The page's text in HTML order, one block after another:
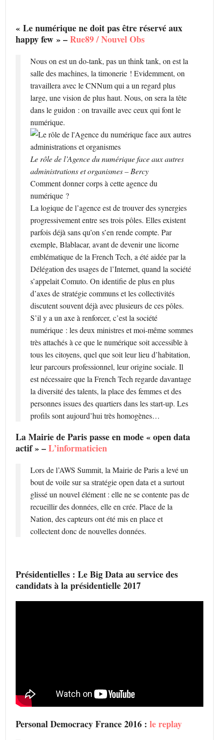
« Le numérique ne doit pas être réservé aux
happy few » –Rue89 / Nouvel Obs
Nous on est un do-tank, pas un think tank, on est la
salle des machines, la timonerie ! Evidemment, on
travaillera avec le CNNum qui a un regard plus
large, une vision de plus haut. Nous, on sera la tête
dans le guidon : on travaille avec ceux qui font le
numérique.
Le rôle de l’Agence du numérique face aux autres
administrations et organismes – Bercy
Comment donner corps à cette agence du
numérique ?
La logique de l’agence est de trouver des synergies
progressivement entre ses trois pôles. Elles existent
parfois déjà sans qu’on s’en rende compte. Par
exemple, Blablacar, avant de devenir une licorne
emblématique de la French Tech, a été aidée par la
Délégation des usages de l’Internet, quand la société
s’appelait Comuto. On identifie de plus en plus
d’axes de stratégie communs et les collectivités
discutent souvent déjà avec plusieurs de ces pôles.
S’il y a un axe à renforcer, c’est la société
numérique : les deux ministres et moi-même sommes
très attachés à ce que le numérique soit accessible à
tous les citoyens, quel que soit leur lieu d’habitation,
leur parcours professionnel, leur origine sociale. Il
est nécessaire que la French Tech regarde davantage
la diversité des talents, la place des femmes et des
personnes issues des quartiers dans les start-up. Les
profils sont aujourd’hui très homogènes…
La Mairie de Paris passe en mode « open data
actif » –L’informaticien
Lors de l’AWS Summit, la Mairie de Paris a levé un
bout de voile sur sa stratégie open data et a surtout
glissé un nouvel élément : elle ne se contente pas de
recueillir des données, elle en crée. Place de la
Nation, des capteurs ont été mis en place et
collectent donc de nouvelles données.
Présidentielles : Le Big Data au service des
candidats à la présidentielle 2017
Personal Democracy France 2016 :le replay